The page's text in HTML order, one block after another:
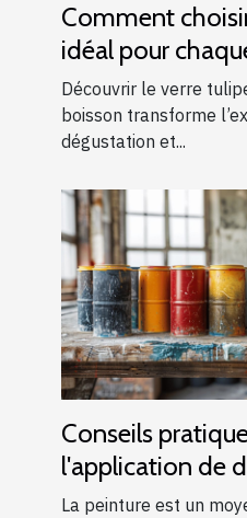
Comment
idéal pour
boisson ?
Découvrir le verre
boisson transforme
dégustation et...
Conseils
l'application de
de peintures
La peinture est un